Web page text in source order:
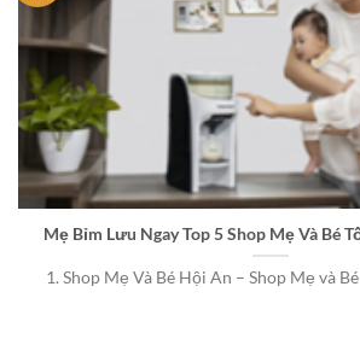
Mẹ Bỉm Lưu Ngay Top 5 Shop Mẹ Và Bé
1. Shop Mẹ Và Bé Hội An – Shop Mẹ và